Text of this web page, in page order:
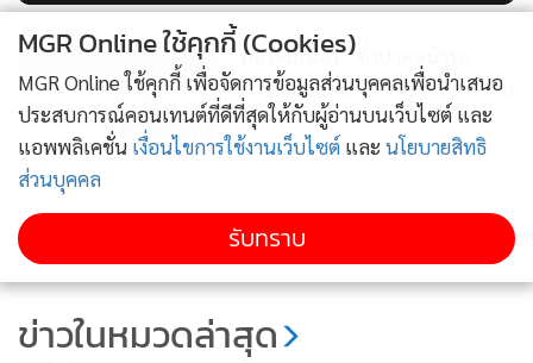
83,574
“ฟอร์จูนเนอร์” ซิ่งปาดหน้ารถ
พยาบาลตรัง ชนวินาศตาย 1 ศพ เจ็บ
10 ราย
7,378
รถยนต์วิ่งสวนเสียชีวิต
ฟอร์จูนเนอร์ที่สวนมาอย่างจัง เจ็บ 6
แสดงเพิ่มเติม
ข่าวในหมวดล่าสุด
MGR Online ใช้คุกกี้ (Cookies)
MGR Online ใช้คุกกี้ เพื่อจัดการข้อมูลส่วนบุคคลเพื่อนำเสนอ
ประสบการณ์คอนเทนต์ที่ดีที่สุดให้กับผู้อ่านบนเว็บไซต์ และ
แอพพลิเคชั่น เงื่อนไขการใช้งานเว็บไซต์ และ นโยบายสิทธิ
ส่วนบุคคล
รับทราบ